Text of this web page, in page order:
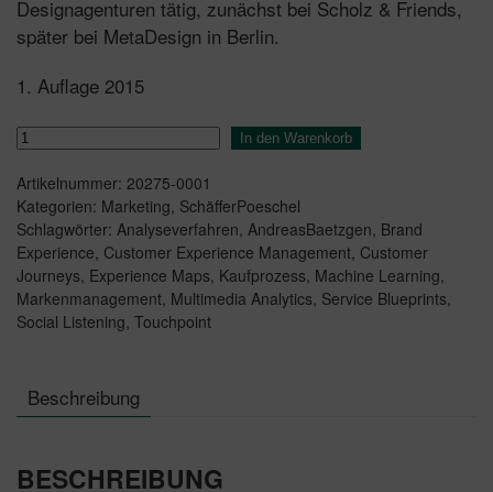
Designagenturen tätig, zunächst bei Scholz & Friends,
später bei MetaDesign in Berlin.
1. Auflage 2015
Brand
Menge
In den Warenkorb
Artikelnummer: 20275-0001
Kategorien: Marketing SchäfferPoeschel
Schlagwörter: Analyseverfahren AndreasBaetzgen Brand
Experience Customer Experience Management Customer
Journeys Experience Maps Kaufprozess Machine Learning
Markenmanagement Multimedia Analytics Service Blueprints
Social Listening Touchpoint
Beschreibung
BESCHREIBUNG